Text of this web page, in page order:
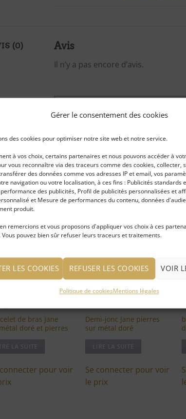
Gérer le consentement des cookies
des cookies pour optimiser notre site web et notre service.
à vos choix, certains partenaires et nous pouvons accéder à
vous reconnaître via des traceurs comme des cookies, collecter,
des données comme vos adresses IP et email, vos
navigation ou votre localisation, à ces fins : Publicités standards
des publicités, Profil de publicités personnalisées et
et Mesure de performances du contenu, données
produit.
remercions et vous proposons d'appliquer vos choix à ces
Vous pouvez bien sûr refuser leurs traceurs et traitements.
LES COOKIES REFUSER LES COOKIES VOIR
Politique de cookiesMentions légales
(0) Avis
Il n’y a pas encore d’avis.
Seuls les clients connectés
AIMEREZ PEUT-ÊTRE AUSSI…
liste
d'envies
DE STOCK
de bras Jane
doré et pierres
pour voir
liste
d'envies
Demi-jonc Jane pierres
sur métal doré
Se connecter pour voir
le prix